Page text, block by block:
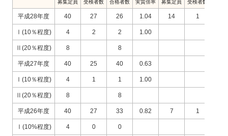
募集定員 受検者数 合格者数 実質倍率 募集定員 受検者数
平成28年度 40 27 26 1.04 14 1
Ⅰ(10％程度) 4 2 2 1.00
Ⅱ(20％程度) 8 8
平成27年度 40 25 40 0.63
Ⅰ(10％程度) 4 1 1 1.00
Ⅱ(20％程度) 8 8
平成26年度 40 27 33 0.82 7 1
Ⅰ(10%程度) 4 0 0